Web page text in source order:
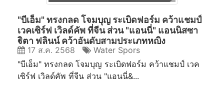
"บีเอ็ม" ทรงกลด โจมบุญ ระเบิดฟอร์ม คว้าแชมป์
เวคเซิร์ฟ เวิลด์คัพ ที่จีน ส่วน "แอนนี่" แอนนิสซา
ฐิตา ฟลินน์ คว้าอันดับสามประเภทหญิง
17 ส.ค. 2568
Water Spors
"บีเอ็ม" ทรงกลด โจมบุญ ระเบิดฟอร์ม คว้าแชมป์ เวค
เซิร์ฟ เวิลด์คัพ ที่จีน ส่วน "แอนนี่&...